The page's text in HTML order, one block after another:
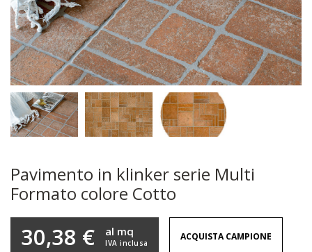
Pavimento in klinker serie Multi
Formato colore Cotto
30,38 € IVA inclusa
al mq ACQUISTA CAMPIONE